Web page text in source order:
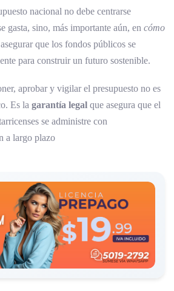
nacional no debe centrarse
gasta, sino, más importante aún, en cómo
que los fondos públicos se
para construir un futuro sostenible.
aprobar y vigilar el presupuesto no es
Es la garantía legal que asegura que el
se administre con
a largo plazo